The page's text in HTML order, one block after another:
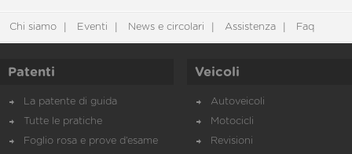
Chi siamo Eventi News e circolari Assistenza Faq
Patenti
La patente di guida
Tutte le pratiche
Foglio rosa e prove d’esame
Veicoli
Autoveicoli
Motocicli
Revisioni